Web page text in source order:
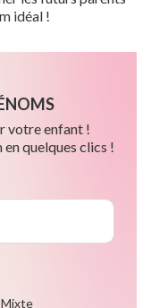
idéal !
votre enfant !
quelques clics !
Mixte